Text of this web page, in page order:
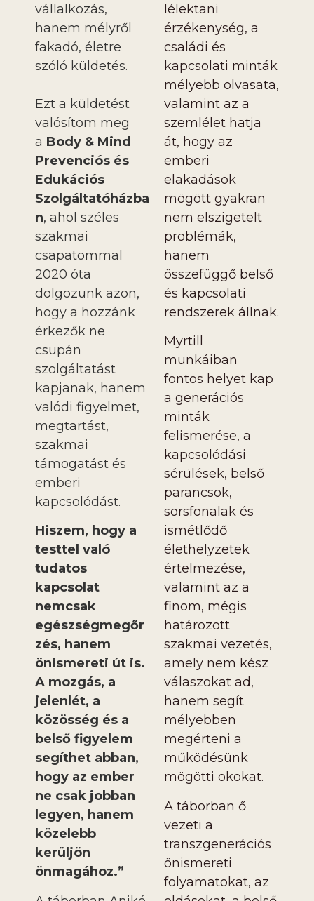
vállalkozás,
hanem mélyről
fakadó, életre
szóló küldetés.
Ezt a küldetést
valósítom meg
a Body & Mind
Prevenciós és
Edukációs
Szolgáltatóházba
n, ahol széles
szakmai
csapatommal
2020 óta
dolgozunk azon,
hogy a hozzánk
érkezők ne
csupán
szolgáltatást
kapjanak, hanem
valódi figyelmet,
megtartást,
szakmai
támogatást és
emberi
kapcsolódást.
Hiszem, hogy a
testtel való
tudatos
kapcsolat
nemcsak
egészségmegőr
zés, hanem
önismereti út is.
A mozgás, a
jelenlét, a
közösség és a
belső figyelem
segíthet abban,
hogy az ember
ne csak jobban
legyen, hanem
közelebb
kerüljön
önmagához.”
lélektani
érzékenység, a
családi és
kapcsolati minták
mélyebb olvasata,
valamint az a
szemlélet hatja
át, hogy az
emberi
elakadások
mögött gyakran
nem elszigetelt
problémák,
hanem
összefüggő belső
és kapcsolati
rendszerek állnak.
Myrtill
munkáiban
fontos helyet kap
a generációs
minták
felismerése, a
kapcsolódási
sérülések, belső
parancsok,
sorsfonalak és
ismétlődő
élethelyzetek
értelmezése,
valamint az a
finom, mégis
határozott
szakmai vezetés,
amely nem kész
válaszokat ad,
hanem segít
mélyebben
megérteni a
működésünk
mögötti okokat.
A táborban ő
vezeti a
transzgenerációs
önismereti
folyamatokat, az